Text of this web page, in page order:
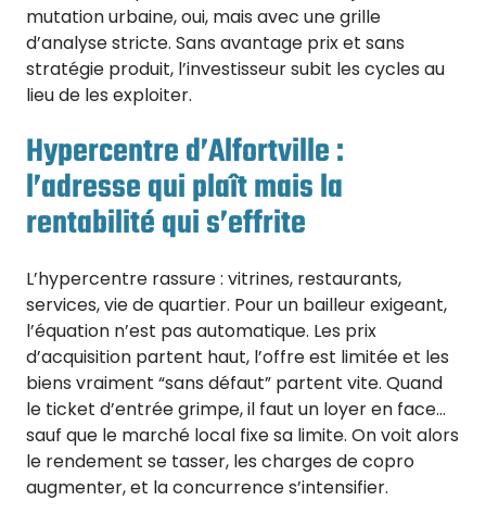
mutation urbaine, oui, mais avec une grille
d’analyse stricte. Sans avantage prix et sans
stratégie produit, l’investisseur subit les cycles au
lieu de les exploiter.
Hypercentre d’Alfortville :
l’adresse qui plaît mais la
rentabilité qui s’effrite
L’hypercentre rassure : vitrines, restaurants,
services, vie de quartier. Pour un bailleur exigeant,
l’équation n’est pas automatique. Les prix
d’acquisition partent haut, l’offre est limitée et les
biens vraiment “sans défaut” partent vite. Quand
le ticket d’entrée grimpe, il faut un loyer en face…
sauf que le marché local fixe sa limite. On voit alors
le rendement se tasser, les charges de copro
augmenter, et la concurrence s’intensifier.